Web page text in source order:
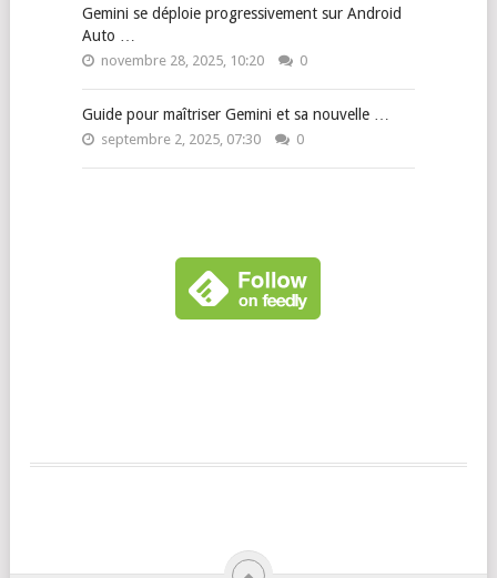
Gemini se déploie progressivement sur Android
Auto …
novembre 28, 2025, 10:20 0
Guide pour maîtriser Gemini et sa nouvelle …
septembre 2, 2025, 07:30 0